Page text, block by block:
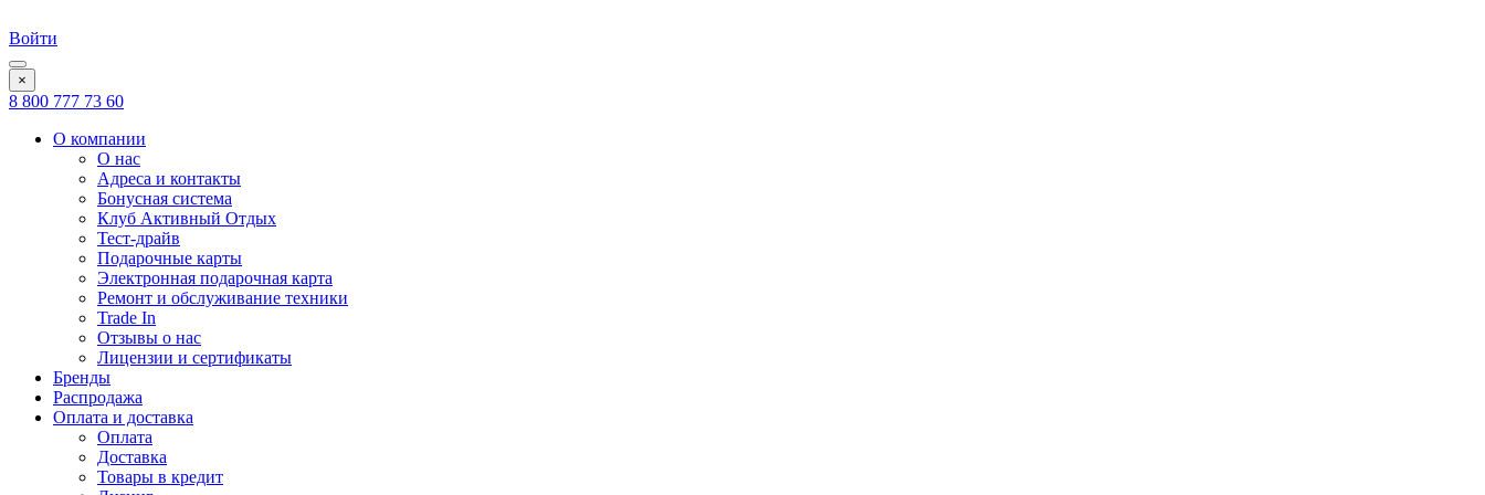
Войти
×
8 800 777 73 60
О компании
О нас
Адреса и контакты
Бонусная система
Клуб Активный Отдых
Тест-драйв
Подарочные карты
Электронная подарочная карта
Ремонт и обслуживание техники
Trade In
Отзывы о нас
Лицензии и сертификаты
Бренды
Распродажа
Оплата и доставка
Оплата
Доставка
Товары в кредит